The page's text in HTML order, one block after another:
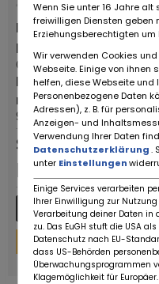
Fiat 500 F '71
Dostawców:
Oldtimerfarm BV
Kod pocztowy /
miasto:
9880 Aalter
Stała reklama
EUR7.950,-
Więcej szczegółów
Wenn Sie unter 16 Jahre
freiwilligen Diensten geben
Erziehungsberechtigten um
Wir verwenden Cookies
Webseite. Einige von ihnen
helfen, diese Webseite und
Personenbezogene Daten
Adressen), z. B. für
Anzeigen- und
Verwendung Ihrer Daten
Datenschutzerklärung.
unter Einstellungen
Einige Services verarbeiten
Ihrer Einwilligung zur
Verarbeitung deiner Daten in
zu. Das EuGH stuft die USA
Datenschutz nach EU-
dass US-Behörden
Überwachungsprogrammen
Klagemöglichkeit für Europäer.